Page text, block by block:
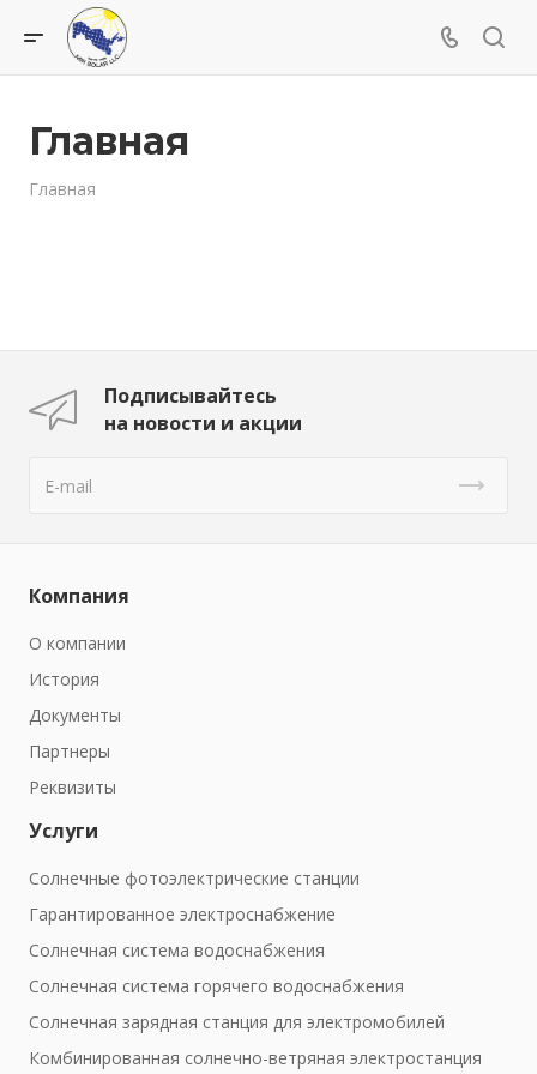
Главная
Главная
Подписывайтесь
на новости и акции
Компания
О компании
История
Документы
Партнеры
Реквизиты
Услуги
Солнечные фотоэлектрические станции
Гарантированное электроснабжение
Солнечная система водоснабжения
Солнечная система горячего водоснабжения
Солнечная зарядная станция для электромобилей
Комбинированная солнечно-ветряная электростанция